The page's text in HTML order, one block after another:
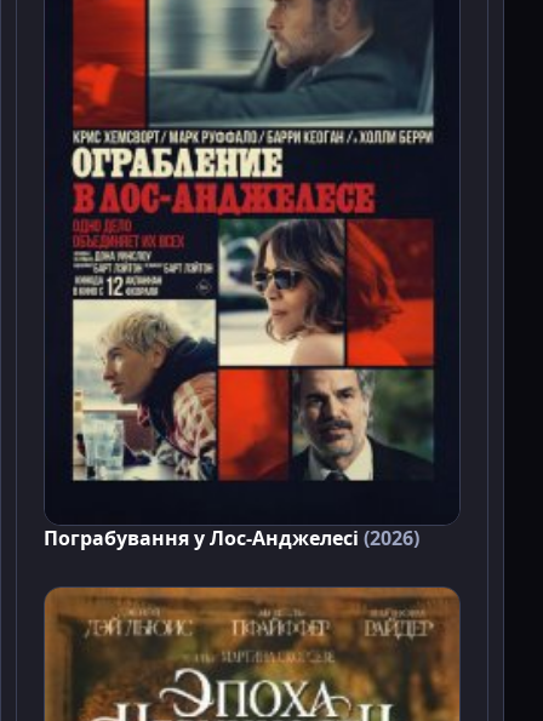
Пограбування у Лос-Анджелесі (2026)